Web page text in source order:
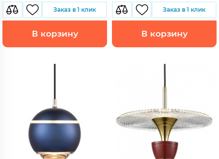
Заказ в 1 клик
В корзину
Заказ в 1 клик
В корзину